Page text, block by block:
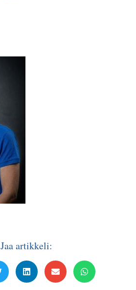
Jaa artikkeli: